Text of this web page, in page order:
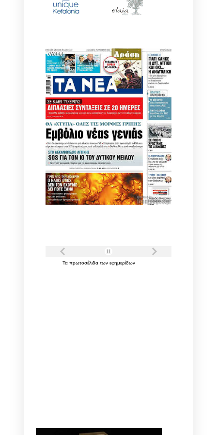
Τα πρωτοσέλιδα των εφημερίδων